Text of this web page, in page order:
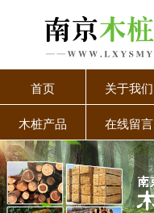
首页 关于我们
木桩产品 在线留言